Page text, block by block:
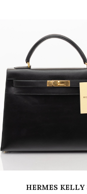
HERMES KELLY